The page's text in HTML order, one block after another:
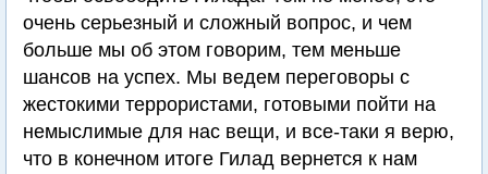
очень серьезный и сложный вопрос, и чем
больше мы об этом говорим, тем меньше
шансов на успех. Мы ведем переговоры с
жестокими террористами, готовыми пойти на
немыслимые для нас вещи, и все-таки я верю,
что в конечном итоге Гилад вернется к нам